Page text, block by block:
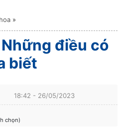
»
Những điều có
biết
18:42 - 26/05/2023
chọn)